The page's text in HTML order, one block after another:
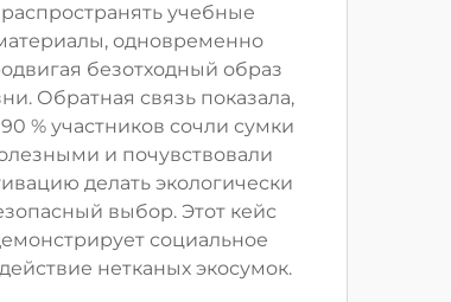
распространять учебные
одновременно
безотходный образ
Обратная связь показала,
% участников сочли сумки
и почувствовали
делать экологически
выбор. Этот кейс
социальное
нетканых экосумок.